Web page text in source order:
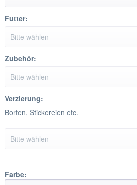
Futter:
Zubehör:
Verzierung:
Borten, Stickereien etc.
Farbe: